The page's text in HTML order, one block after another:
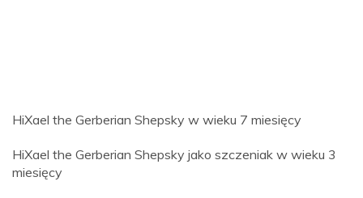
HiXael the Gerberian Shepsky w wieku 7 miesięcy
HiXael the Gerberian Shepsky jako szczeniak w wieku 3
miesięcy